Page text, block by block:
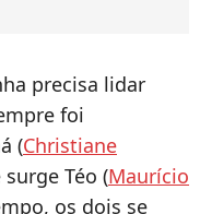
precisa lidar
foi
(Christiane
Téo (Maurício
os dois se